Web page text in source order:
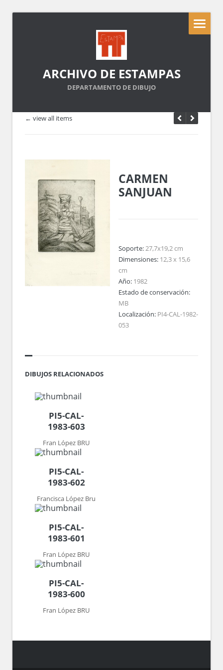
ARCHIVO DE ESTAMPAS
DEPARTAMENTO DE DIBUJO
← view all items
CARMEN
SANJUAN
Soporte:27,7x19,2 cm
Dimensiones: 12,3 x 15,6
cm
Año: 1982
Estado de conservación:
MB
Localización: PI4-CAL-1982-
053
DIBUJOS RELACIONADOS
PI5-CAL-
1983-603
Fran López BRU
PI5-CAL-
1983-602
Francisca López Bru
PI5-CAL-
1983-601
Fran López BRU
PI5-CAL-
1983-600
Fran López BRU